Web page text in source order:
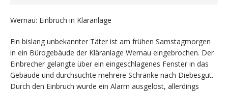
Wernau: Einbruch in Kläranlage
Ein bislang unbekannter Täter ist am frühen Samstagmorgen
in ein Bürogebäude der Kläranlage Wernau eingebrochen. Der
Einbrecher gelangte über ein eingeschlagenes Fenster in das
Gebäude und durchsuchte mehrere Schränke nach Diebesgut.
Durch den Einbruch wurde ein Alarm ausgelöst, allerdings